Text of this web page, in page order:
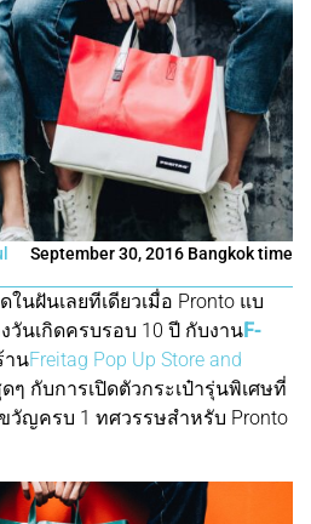
September 30, 2016 Bangkok time
นฝันเลยทีเดียวเมื่อ Pronto แบ
นเกิดครบรอบ 10 ปี กับงานF-
านFreitag Pop Up Store and
กับการเปิดตัวกระเป๋ารุ่นพิเศษที่
วัญครบ 1 ทศวรรษสำหรับ Pronto